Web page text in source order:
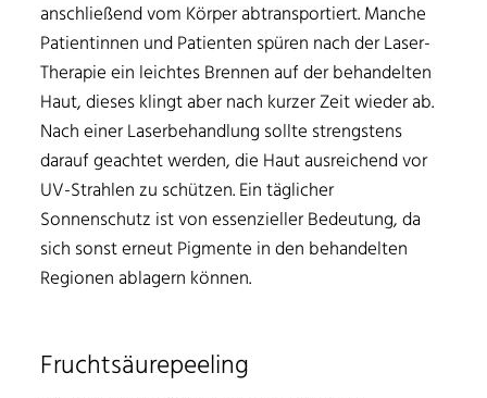
anschließend vom Körper abtransportiert. Manche
Patientinnen und Patienten spüren nach der Laser-
Therapie ein leichtes Brennen auf der behandelten
Haut, dieses klingt aber nach kurzer Zeit wieder ab.
Nach einer Laserbehandlung sollte strengstens
darauf geachtet werden, die Haut ausreichend vor
UV-Strahlen zu schützen. Ein täglicher
Sonnenschutz ist von essenzieller Bedeutung, da
sich sonst erneut Pigmente in den behandelten
Regionen ablagern können.
Fruchtsäurepeeling